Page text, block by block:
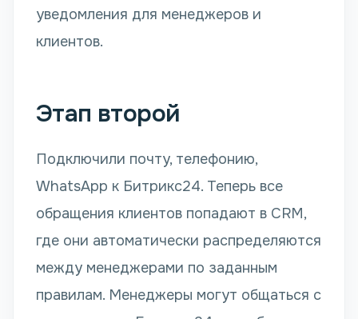
уведомления для менеджеров и
клиентов.
Этап второй
Подключили почту, телефонию,
WhatsApp к Битрикс24. Теперь все
обращения клиентов попадают в CRM,
где они автоматически распределяются
между менеджерами по заданным
правилам. Менеджеры могут общаться с